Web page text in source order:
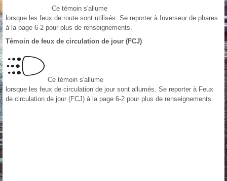
Ce témoin s'allume
lorsque les feux de route sont utilisés. Se reporter à Inverseur de phares
à la page 6‑2 pour plus de renseignements.
Témoin de feux de circulation de jour (FCJ)
Ce témoin s'allume
lorsque les feux de circulation de jour sont allumés. Se reporter à Feux
de circulation de jour (FCJ) à la page 6‑2 pour plus de renseignements.